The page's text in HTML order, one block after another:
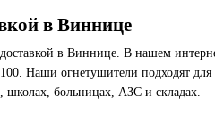
в Виннице
в Виннице. В нашем
огнетушители подходят для
школах, больницах, АЗС и складах.